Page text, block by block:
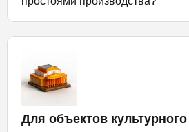
Для объектов